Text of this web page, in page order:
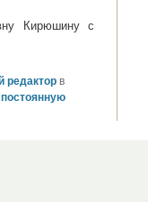
Кирюшину с
редакторв
постоянную